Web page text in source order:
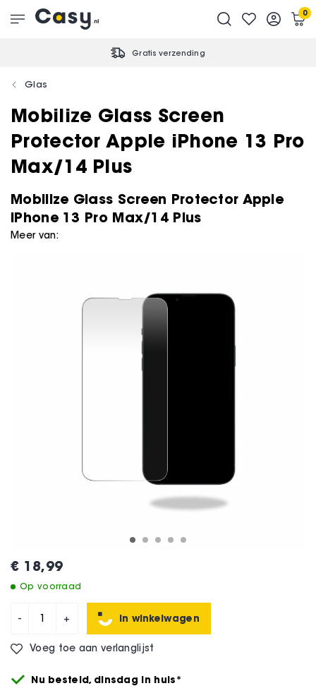
Gratis verzending
0
Glas
Mobilize Glass Screen
Protector Apple iPhone 13 Pro
Max/14 Plus
Mobilize Glass Screen Protector Apple
iPhone 13 Pro Max/14 Plus
Meer van:
€ 18,99
Op voorraad
- + In winkelwagen
Voeg toe aan verlanglijst
Nu besteld, dinsdag in huis*